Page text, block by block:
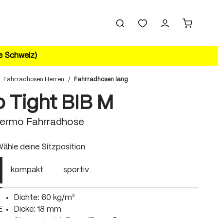
Schweiz)
Fahrradhosen Herren / Fahrradhosen lang
Tight BIB M
Fahrradhose
deine Sitzposition
kompakt sportiv
Dichte: 60 kg/m³
Dicke: 18 mm